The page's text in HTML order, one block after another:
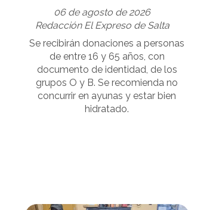
Redacción El Expreso de Salta
06 de agosto de 2026
Se recibirán donaciones a personas
de entre 16 y 65 años, con
documento de identidad, de los
grupos O y B. Se recomienda no
concurrir en ayunas y estar bien
hidratado.